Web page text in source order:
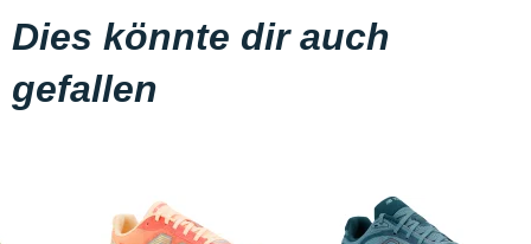
Dies könnte dir auch
gefallen